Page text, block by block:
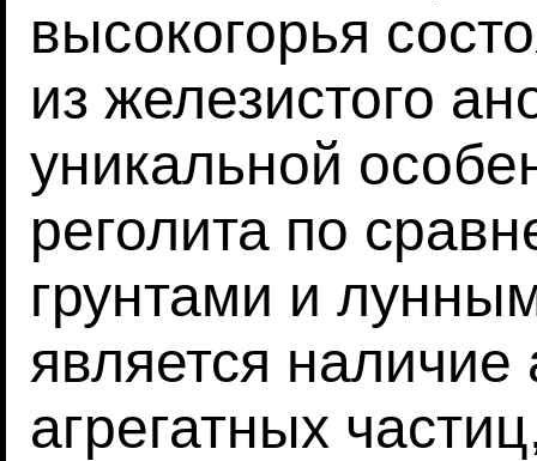
высокогорья
из железистого
уникальной
реголита по
грунтами и
является
агрегатных